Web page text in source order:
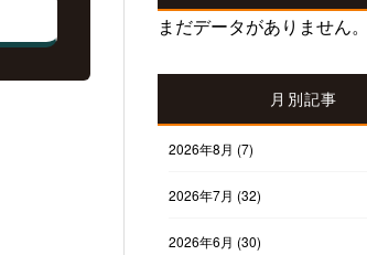
まだデータがありません。
月別記事
2026年8月 (7)
2026年7月 (32)
2026年6月 (30)